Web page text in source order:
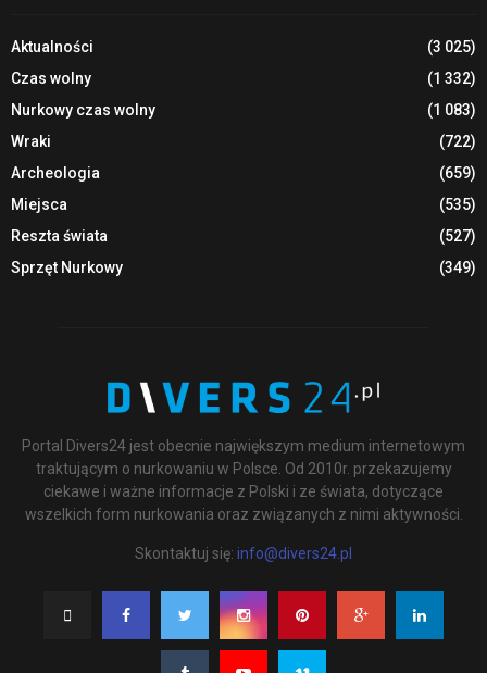
Aktualności
(3 025)
Czas wolny
(1 332)
Nurkowy czas wolny
(1 083)
Wraki
(722)
Archeologia
(659)
Miejsca
(535)
Reszta świata
(527)
Sprzęt Nurkowy
(349)
Portal Divers24 jest obecnie największym medium internetowym
traktującym o nurkowaniu w Polsce. Od 2010r. przekazujemy
ciekawe i ważne informacje z Polski i ze świata, dotyczące
wszelkich form nurkowania oraz związanych z nimi aktywności.
Skontaktuj się: info@divers24.pl